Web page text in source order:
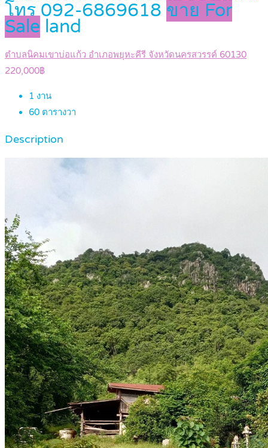
โทร 092-6869618 ขาย For
Sale land
ตำบลนิคมเขาบ่อแก้ว อำเภอพยุหะคีรี จังหวัดนครสวรรค์ 60130
220,000฿
1 งาน
60 ตารางวา
Description